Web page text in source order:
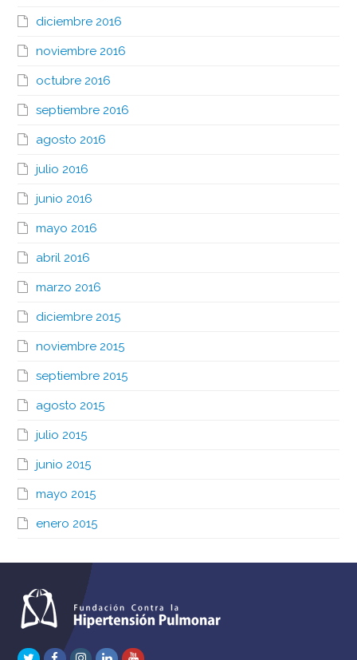
diciembre 2016
noviembre 2016
octubre 2016
septiembre 2016
agosto 2016
julio 2016
junio 2016
mayo 2016
abril 2016
marzo 2016
diciembre 2015
noviembre 2015
septiembre 2015
agosto 2015
julio 2015
junio 2015
mayo 2015
enero 2015